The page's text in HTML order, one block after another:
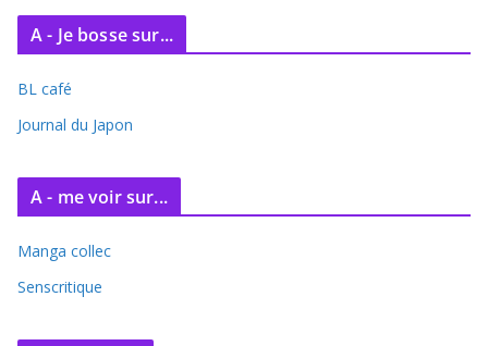
c
v
e
A - Je bosse sur...
BL café
Journal du Japon
A - me voir sur...
Manga collec
Senscritique